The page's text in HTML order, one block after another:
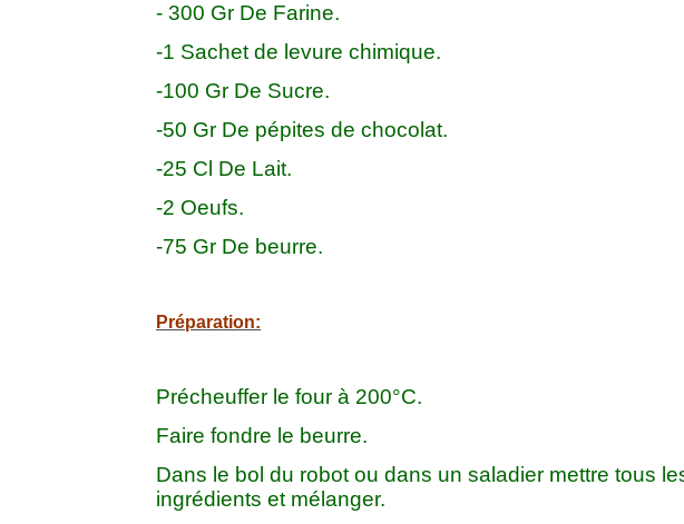
- 300 Gr De Farine.
-1 Sachet de levure chimique.
-100 Gr De Sucre.
-50 Gr De pépites de chocolat.
-25 Cl De Lait.
-2 Oeufs.
-75 Gr De beurre.
Préparation:
Précheuffer le four à 200°C.
Faire fondre le beurre.
Dans le bol du robot ou dans un saladier mettre tous
ingrédients et mélanger.